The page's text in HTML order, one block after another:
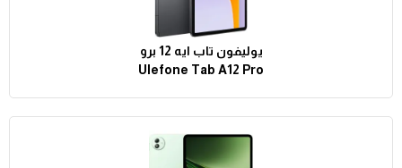
يوليفون تاب ايه 12 برو
Ulefone Tab A12 Pro